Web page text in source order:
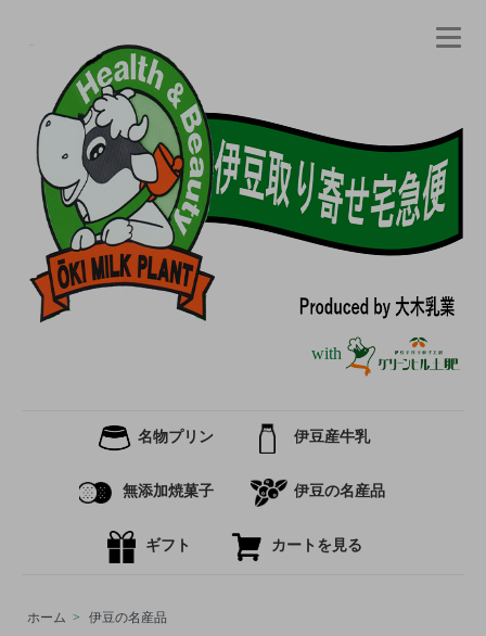
with
名物プリン 伊豆産牛乳
無添加焼菓子 伊豆の名産品
ギフト カートを見る
ホーム > 伊豆の名産品